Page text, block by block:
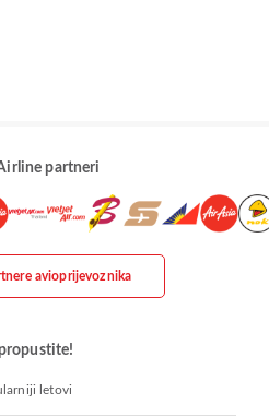
partneri
avioprijevoznika
letovi